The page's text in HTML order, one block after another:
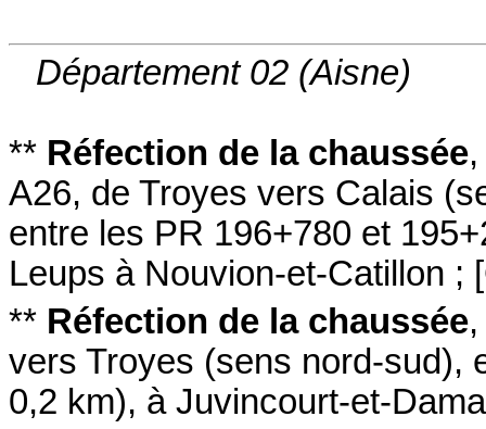
Département 02 (Aisne)
** Réfection de la chaussée
A26, de Troyes vers Calais
entre les PR 196+780 et
Leups à Nouvion-et-Catillon ; [
** Réfection de la chaussée
vers Troyes (sens nord-sud),
0,2 km), à Juvincourt-et-